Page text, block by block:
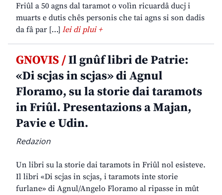
Friûl a 50 agns dal taramot o volìn ricuardâ ducj i
muarts e dutis chês personis che tai agns si son dadis
da fâ par […] lei di plui +
GNOVIS /Il gnûf libri de Patrie:
«Di scjas in scjas» di Agnul
Floramo, su la storie dai taramots
in Friûl. Presentazions a Majan,
Pavie e Udin.
Redazion
Un libri su la storie dai taramots in Friûl nol esisteve.
Il libri «Di scjas in scjas, i taramots inte storie
furlane» di Agnul/Angelo Floramo al ripasse in mût